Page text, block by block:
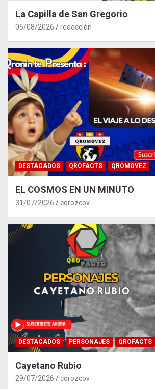
La Capilla de San Gregorio
05/08/2026 redacción
DESTACADOS QROFACTS QROMOVEZ
EL COSMOS EN UN MINUTO
31/07/2026 corozcov
DESTACADOS PERSONAJES QROFACTS
Cayetano Rubio
29/07/2026 corozcov